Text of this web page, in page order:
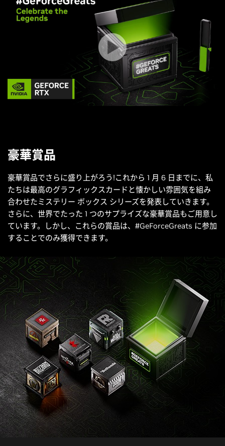
豪華賞品
豪華賞品でさらに盛り上がろう!これから 1 月 6 日までに、私
たちは最高のグラフィックスカードと懐かしい雰囲気を組み
合わせたミステリー ボックス シリーズを発表していきます。
さらに、世界でたった 1 つのサプライズな豪華賞品もご用意し
ています。しかし、これらの賞品は、#GeForceGreats に参加
することでのみ獲得できます。